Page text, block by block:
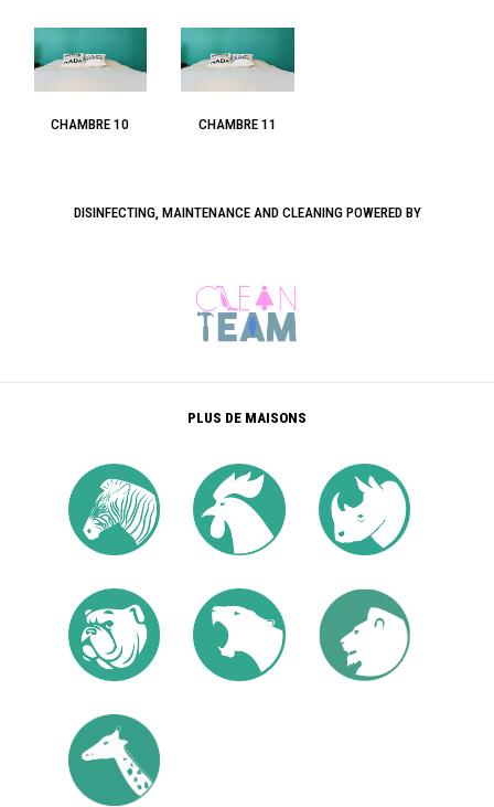
CHAMBRE 10 CHAMBRE 11
DISINFECTING, MAINTENANCE AND CLEANING POWERED BY
PLUS DE MAISONS